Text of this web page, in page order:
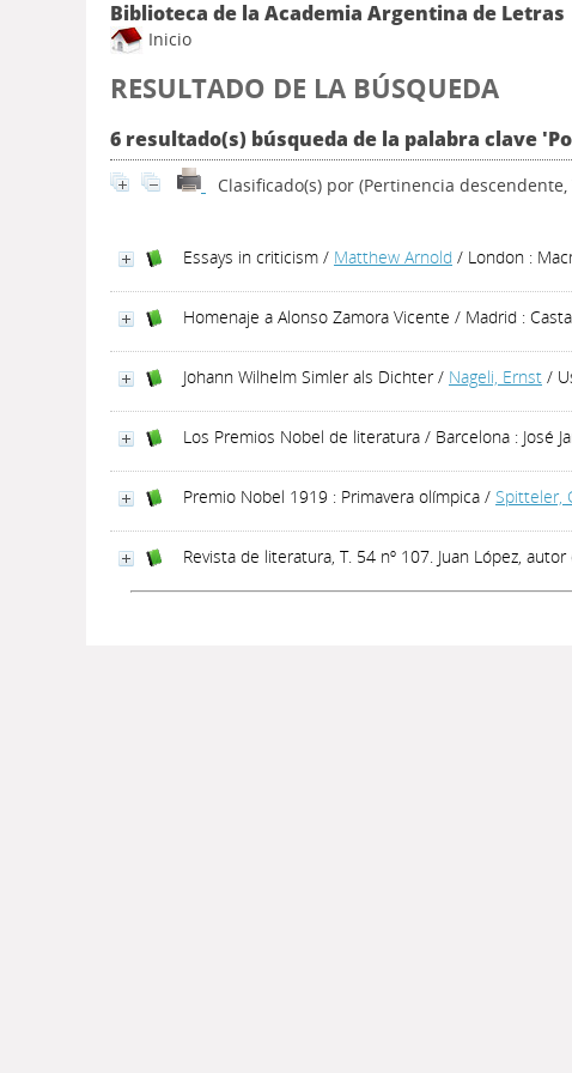
Biblioteca de la Academia Argentina de Letras
Inicio
RESULTADO DE LA BÚSQUEDA
6 resultado(s) búsqueda de la palabra clave
Clasificado(s) por (Pertinencia
Essays in criticism / Matthew Arnold / London :
Homenaje a Alonso Zamora Vicente / Madrid :
Johann Wilhelm Simler als Dichter/ Nageli, Ernst /
Los Premios Nobel de literatura / Barcelona : José
Premio Nobel 1919 : Primavera olímpica / Spitteler,
Revista de literatura, T. 54 nº 107. Juan López,